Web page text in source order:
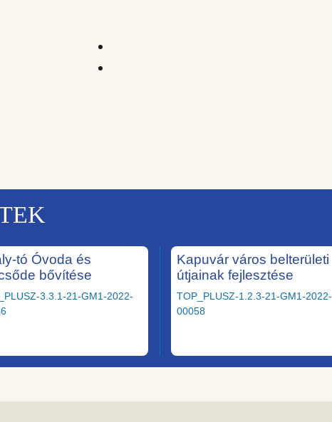
tó Óvoda és
bővítése
3.3.1-21-GM1-2022-
Kapuvár város belterületi
útjainak fejlesztése
TOP_PLUSZ-1.2.3-21-GM1-2022-
00058